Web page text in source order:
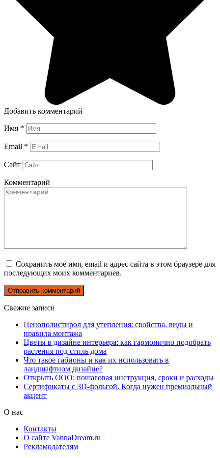
Добавить комментарий
Имя *
Email *
Сайт
Комментарий
Сохранить моё имя, email и адрес сайта в этом браузере для
последующих моих комментариев.
Свежие записи
Пенополистирол для утепления: свойства, виды и
правила монтажа
Цветы в дизайне интерьера: как гармонично подобрать
растения под стиль дома
Что такое габионы и как их использовать в
ландшафтном дизайне?
Открыть ООО: пошаговая инструкция, сроки и расходы
Сертификаты с 3D-фольгой. Когда нужен премиальный
акцент
О нас
Контакты
О сайте VannaDream.ru
Рекламодателям